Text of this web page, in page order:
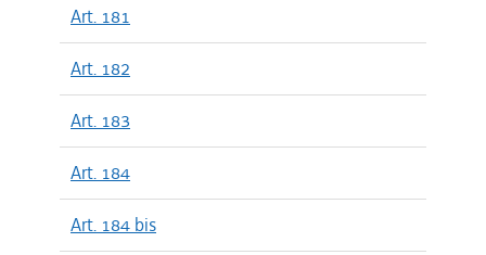
Art. 181
Art. 182
Art. 183
Art. 184
Art. 184 bis